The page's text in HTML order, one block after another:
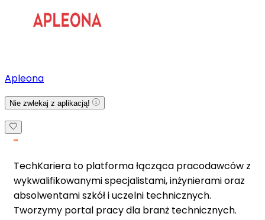
Apleona
Nie zwlekaj z aplikacją!
TechKariera to platforma łącząca pracodawców z
wykwalifikowanymi specjalistami, inżynierami oraz
absolwentami szkół i uczelni technicznych.
Tworzymy portal pracy dla branż technicznych.